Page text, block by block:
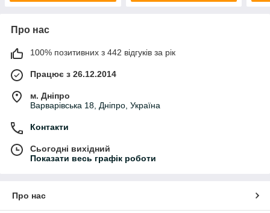
Про нас
100% позитивних з 442 відгуків за рік
Працює з 26.12.2014
м. Дніпро
Варварівська 18, Дніпро, Україна
Контакти
Сьогодні вихідний
Показати весь графік роботи
Про нас